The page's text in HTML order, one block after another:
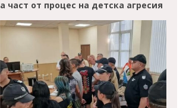
а част от процес на детска агресия